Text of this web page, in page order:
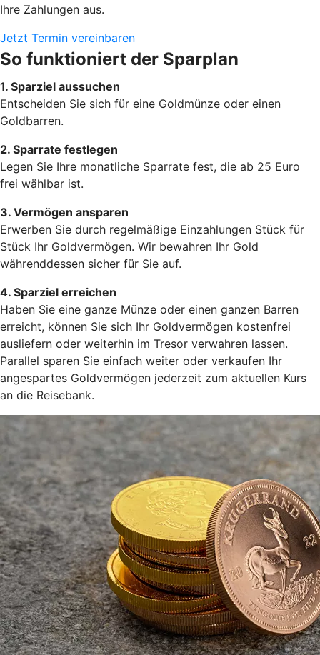
Ihre Zahlungen aus.
Jetzt Termin vereinbaren
So funktioniert der Sparplan
1. Sparziel aussuchen
Entscheiden Sie sich für eine Goldmünze oder einen
Goldbarren.
2. Sparrate festlegen
Legen Sie Ihre monatliche Sparrate fest, die ab 25 Euro
frei wählbar ist.
3. Vermögen ansparen
Erwerben Sie durch regelmäßige Einzahlungen Stück für
Stück Ihr Goldvermögen. Wir bewahren Ihr Gold
währenddessen sicher für Sie auf.
4. Sparziel erreichen
Haben Sie eine ganze Münze oder einen ganzen Barren
erreicht, können Sie sich Ihr Goldvermögen kostenfrei
ausliefern oder weiterhin im Tresor verwahren lassen.
Parallel sparen Sie einfach weiter oder verkaufen Ihr
angespartes Goldvermögen jederzeit zum aktuellen Kurs
an die Reisebank.